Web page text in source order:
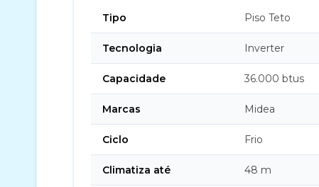
Tipo Piso Teto
Tecnologia Inverter
Capacidade 36.000 btus
Marcas Midea
Ciclo Frio
Climatiza até 48 m